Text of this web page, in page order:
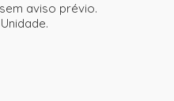
aviso prévio.